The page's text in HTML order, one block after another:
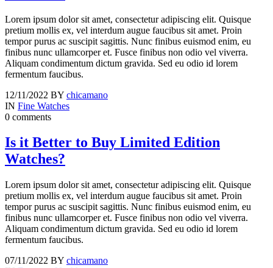
Lorem ipsum dolor sit amet, consectetur adipiscing elit. Quisque
pretium mollis ex, vel interdum augue faucibus sit amet. Proin
tempor purus ac suscipit sagittis. Nunc finibus euismod enim, eu
finibus nunc ullamcorper et. Fusce finibus non odio vel viverra.
Aliquam condimentum dictum gravida. Sed eu odio id lorem
fermentum faucibus.
12/11/2022 BY chicamano
IN Fine Watches
0 comments
Is it Better to Buy Limited Edition
Watches?
Lorem ipsum dolor sit amet, consectetur adipiscing elit. Quisque
pretium mollis ex, vel interdum augue faucibus sit amet. Proin
tempor purus ac suscipit sagittis. Nunc finibus euismod enim, eu
finibus nunc ullamcorper et. Fusce finibus non odio vel viverra.
Aliquam condimentum dictum gravida. Sed eu odio id lorem
fermentum faucibus.
07/11/2022 BY chicamano